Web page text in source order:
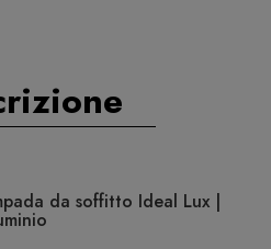
da soffitto Ideal Lux |